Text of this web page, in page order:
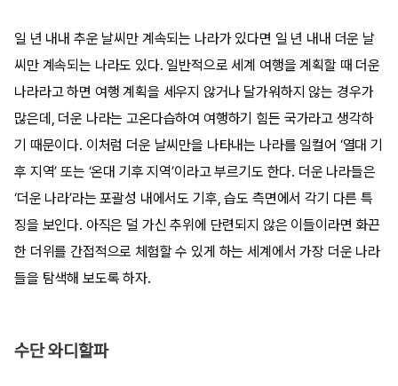
일 년 내내 추운 날씨만 계속되는 나라가 있다면 일 년 내내 더운 날
씨만 계속되는 나라도 있다. 일반적으로 세계 여행을 계획할 때 더운
나라라고 하면 여행 계획을 세우지 않거나 달가워하지 않는 경우가
많은데, 더운 나라는 고온다습하여 여행하기 힘든 국가라고 생각하
기 때문이다. 이처럼 더운 날씨만을 나타내는 나라를 일컬어 ‘열대 기
후 지역’ 또는 ‘온대 기후 지역’이라고 부르기도 한다. 더운 나라들은
‘더운 나라’라는 포괄성 내에서도 기후, 습도 측면에서 각기 다른 특
징을 보인다. 아직은 덜 가신 추위에 단련되지 않은 이들이라면 화끈
한 더위를 간접적으로 체험할 수 있게 하는 세계에서 가장 더운 나라
들을 탐색해 보도록 하자.
수단 와디할파